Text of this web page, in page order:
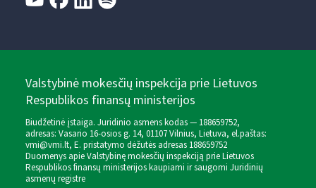
Valstybinė mokesčių inspekcija prie Lietuvos
Respublikos finansų ministerijos
Biudžetinė įstaiga. Juridinio asmens kodas — 188659752,
adresas: Vasario 16-osios g. 14, 01107 Vilnius, Lietuva, el.paštas:
vmi@vmi.lt, E. pristatymo dėžutės adresas 188659752
Duomenys apie Valstybinę mokesčių inspekciją prie Lietuvos
Respublikos finansų ministerijos kaupiami ir saugomi Juridinių
asmenų registre